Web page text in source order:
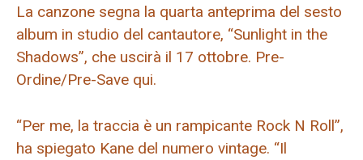
La canzone segna la quarta anteprima del sesto
album in studio del cantautore, “Sunlight in the
Shadows”, che uscirà il 17 ottobre. Pre-
Ordine/Pre-Save qui.
“Per me, la traccia è un rampicante Rock N Roll”,
ha spiegato Kane del numero vintage. “Il